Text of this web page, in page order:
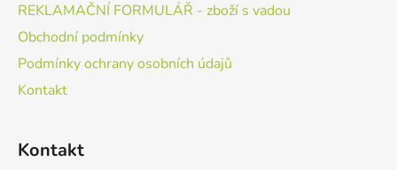
REKLAMAČNÍ FORMULÁŘ - zboží s vadou
Obchodní podmínky
Podmínky ochrany osobních údajů
Kontakt
Kontakt